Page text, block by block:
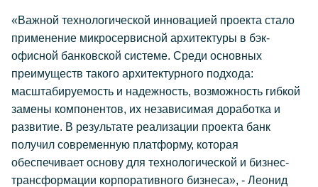
«Важной технологической инновацией проекта стало
применение микросервисной архитектуры в бэк-
офисной банковской системе. Среди основных
преимуществ такого архитектурного подхода:
масштабируемость и надежность, возможность гибкой
замены компонентов, их независимая доработка и
развитие. В результате реализации проекта банк
получил современную платформу, которая
обеспечивает основу для технологической и бизнес-
трансформации корпоративного бизнеса», - Леонид